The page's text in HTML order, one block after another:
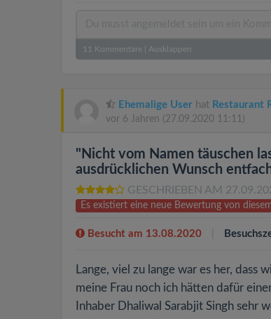
11 Kommentare Ausklappen
Ehemalige User hat Restaurant
vor 6 Jahren (27.09.2020 11:11)
"Nicht vom Namen täuschen
ausdrücklichen Wunsch
GESCHRIEBEN AM
Es existiert eine neue Bewertung von
Besucht am 13.08.2020
Lange, viel zu lange war es her, dass
meine Frau noch ich hätten dafür
Inhaber Dhaliwal Sarabjit Singh sehr